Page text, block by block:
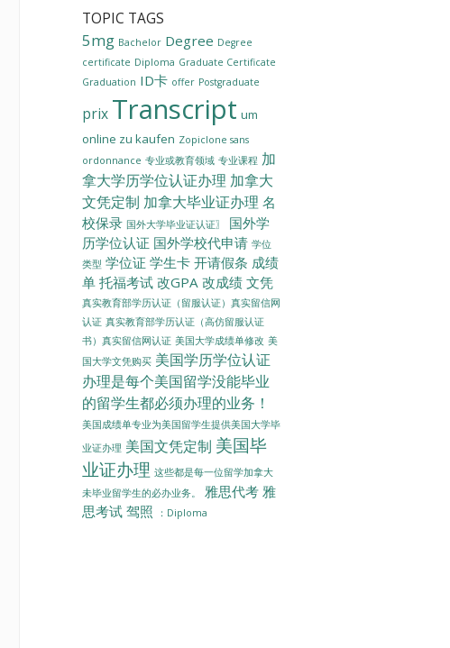
TOPIC TAGS
5mg Bachelor Degree Degree
certificate Diploma Graduate Certificate
Graduation ID卡 offer Postgraduate
prix Transcript um
online zu kaufen Zopiclone sans
ordonnance 专业或教育领域 专业课程 加
拿大学历学位认证办理 加拿大
文凭定制 加拿大毕业证办理 名
校保录 国外大学毕业证认证〗
国外学
历学位认证 国外学校代申请 学位
类型 学位证 学生卡 开请假条 成绩
单 托福考试 改GPA 改成绩 文凭
真实教育部学历认证（留服认证）真实留信网
认证 真实教育部学历认证（高仿留服认证
书）真实留信网认证 美国大学成绩单修改 美
国大学文凭购买 美国学历学位认证
办理是每个美国留学没能毕业
的留学生都必须办理的业务！
美国成绩单专业为美国留学生提供美国大学毕
业证办理 美国文凭定制 美国毕
业证办理 这些都是每一位留学加拿大
未毕业留学生的必办业务。
雅思代考 雅
思考试 驾照 ：Diploma